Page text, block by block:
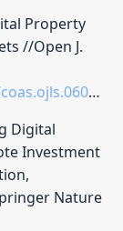
Property
//Open J.
Digital
Investment
Nature